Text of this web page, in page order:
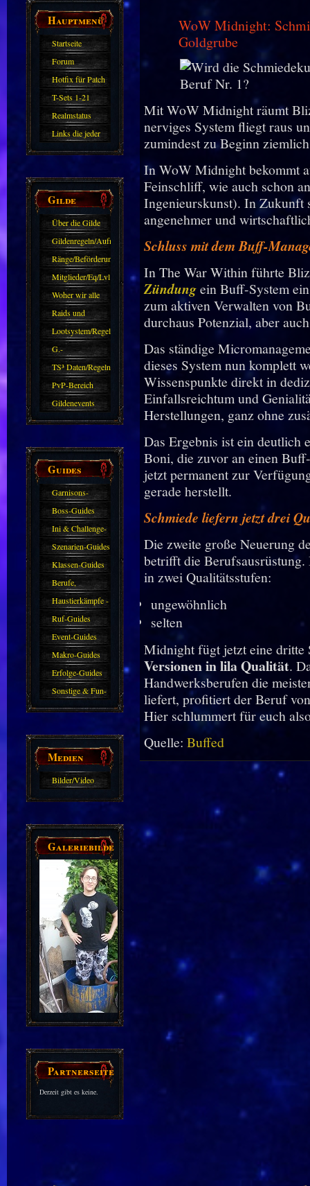
Hauptmenü
Startseite
Forum
Hotfix für Patch
11.X
T-Sets 1-21
Realmstatus
Links die jeder
kennen sollte?!
Gilde
Über die Gilde
(DAW)
Gildenregeln/Aufnahme
Ränge/Beförderungen
Mitglieder/Eq/Lvl
Woher wir alle
kommen.
Raids und
Zubehör
Lootsystem/Regeln
G.-
Sparkasse/Goldleihen
TS³ Daten/Regeln
PvP-Bereich
Gildenevents
Guides
Garnisons-
Guides
Boss-Guides
Ini & Challenge-
Guides
Szenarien-Guides
Klassen-Guides
Berufe,
Farmkarten und
Haustiere
Haustierkämpfe -
Guide
Ruf-Guides
Event-Guides
Makro-Guides
Erfolge-Guides
Sonstige & Fun-
Guides
Medien
Bilder/Video
Galeriebilder
Partnerseiten
Derzeit gibt es keine.
WoW Midnight:
Goldgrube
Mit WoW Midnight räumt
nerviges System fliegt raus
zumindest zu Beginn
In WoW Midnight bekommt
Feinschliff, wie auch schon
Ingenieurskunst). In Zukunft
angenehmer und
Schluss mit dem Buff-
In The War Within führte
Zündungein Buff-System
zum aktiven Verwalten von
durchaus Potenzial, aber
Das ständige
dieses System nun komplett
Wissenspunkte direkt in
Einfallsreichtum und
Herstellungen, ganz ohne
Das Ergebnis ist ein deutlich
Boni, die zuvor an einen
jetzt permanent zur
gerade herstellt.
Schmiede liefern jetzt drei
Die zweite große Neuerung
betrifft die
in zwei Qualitätsstufen:
ungewöhnlich
selten
Midnight fügt jetzt eine
Versionen in lila Qualität.
Handwerksberufen die
liefert, profitiert der Beruf
Hier schlummert für euch
Quelle: Buffed